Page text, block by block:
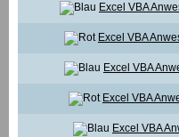
Excel VBA
Excel VBA
Excel VBA
Excel VBA
Excel VBA